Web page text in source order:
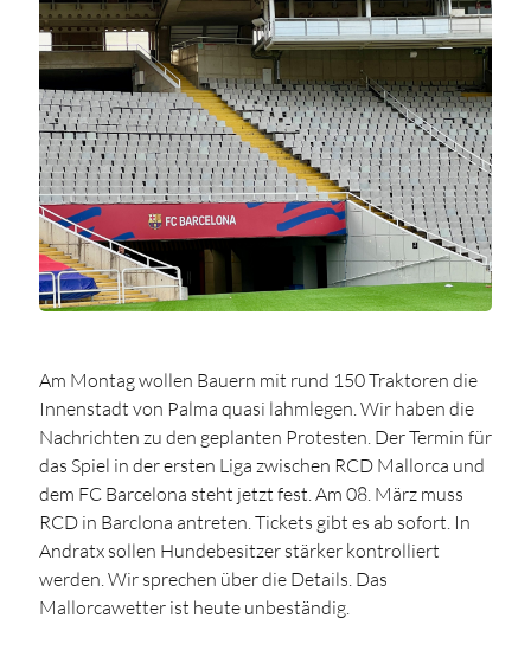
Am Montag wollen Bauern mit rund 150 Traktoren die
Innenstadt von Palma quasi lahmlegen. Wir haben die
Nachrichten zu den geplanten Protesten. Der Termin für
das Spiel in der ersten Liga zwischen RCD Mallorca und
dem FC Barcelona steht jetzt fest. Am 08. März muss
RCD in Barclona antreten. Tickets gibt es ab sofort. In
Andratx sollen Hundebesitzer stärker kontrolliert
werden. Wir sprechen über die Details. Das
Mallorcawetter ist heute unbeständig.